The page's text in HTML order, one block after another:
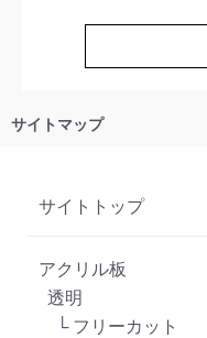
サイトマップ
サイトトップ
アクリル板
透明
└ フリーカット